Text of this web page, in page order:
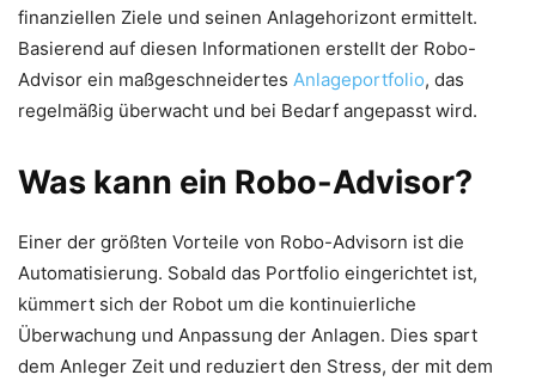
finanziellen Ziele und seinen Anlagehorizont ermittelt.
Basierend auf diesen Informationen erstellt der Robo-
Advisor ein maßgeschneidertes Anlageportfolio, das
regelmäßig überwacht und bei Bedarf angepasst wird.
Was kann ein Robo-Advisor?
Einer der größten Vorteile von Robo-Advisorn ist die
Automatisierung. Sobald das Portfolio eingerichtet ist,
kümmert sich der Robot um die kontinuierliche
Überwachung und Anpassung der Anlagen. Dies spart
dem Anleger Zeit und reduziert den Stress, der mit dem